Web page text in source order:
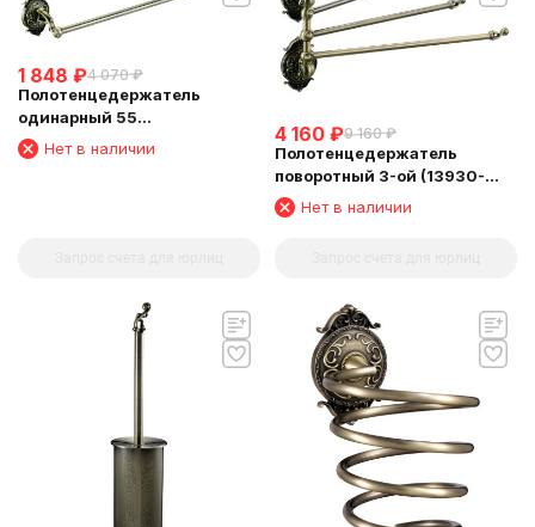
1 848 ₽4 070 ₽
Полотенцедержатель
одинарный 55
см(13960/BRONZE)
Нет в наличии
4 160 ₽9 160 ₽
Полотенцедержатель
поворотный 3-ой (13930-
3/BRONZE)
Нет в наличии